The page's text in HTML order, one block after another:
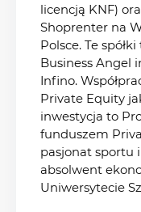
licencją KNF)
Shoprenter na
Polsce. Te
Business Angel
Infino.
Private Equity
inwestycja to
funduszem
pasjonat sportu
absolwent
Uniwersytecie